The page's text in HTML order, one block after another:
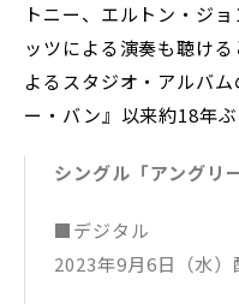
トニー、エルトン・ジ
ッツによる演奏も聴け
よるスタジオ・アルバ
ー・バン』以来約18年ぶ
シングル「アングリー
■デジタル
2023年9月6日（水）